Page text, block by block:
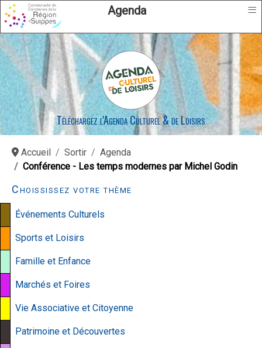
Agenda ≡
Téléchargez l'Agenda Culturel & de Loisirs
Accueil Sortir
Agenda
Conférence - Les temps modernes par Michel Godin
Choississez votre thème
Événements Culturels
Sports et Loisirs
Famille et Enfance
Marchés et Foires
Vie Associative et Citoyenne
Patrimoine et Découvertes